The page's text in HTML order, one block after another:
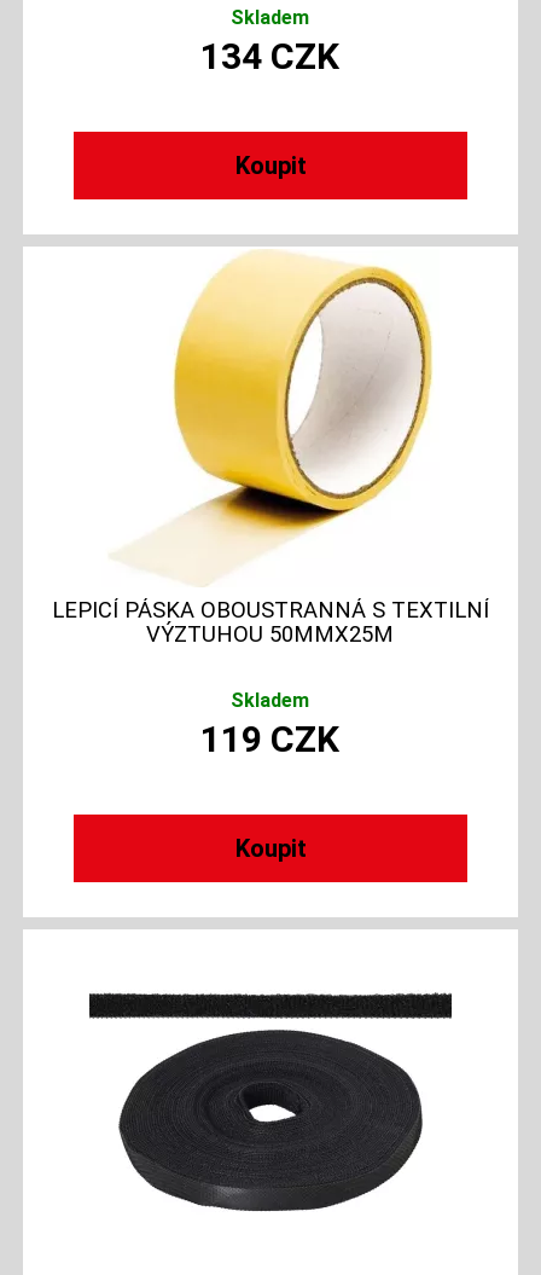
Skladem
134 CZK
LEPICÍ PÁSKA OBOUSTRANNÁ S TEXTILNÍ
VÝZTUHOU 50MMX25M
Skladem
119 CZK